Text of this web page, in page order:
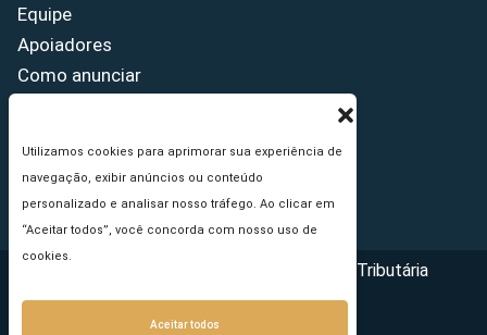
Utilizamos cookies para aprimorar sua experiência de
navegação, exibir anúncios ou conteúdo
personalizado e analisar nosso tráfego. Ao clicar em
“Aceitar todos”, você concorda com nosso uso de
cookies.
Aceitar todos
Equipe
Apoiadores
Como anunciar
Princípios Editoriais
Copyright © 2026 - Portal da Reforma Tributária